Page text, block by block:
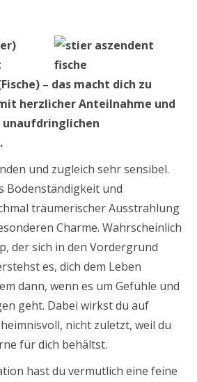
– das macht dich zu
herzlicher Anteilnahme und
und zugleich sehr sensibel.
Bodenständigkeit und
träumerischer Ausstrahlung
Charme. Wahrscheinlich
der sich in den Vordergrund
es, dich dem Leben
dann, wenn es um Gefühle und
geht. Dabei wirkst du auf
nicht zuletzt, weil du
für dich behältst.
hast du vermutlich eine feine